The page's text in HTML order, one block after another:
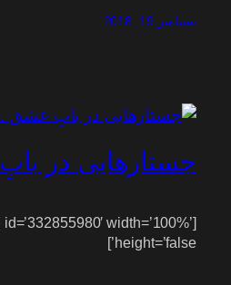
سپتامبر 19, 2018
جستارهایی در
width=’100%’
height=’false’]